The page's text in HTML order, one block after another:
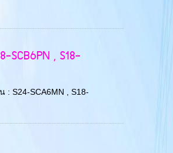
SCB6PN , S18-
: S24-SCA6MN , S18-